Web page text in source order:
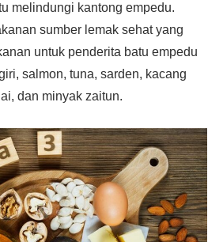
melindungi kantong empedu.
sumber lemak sehat yang
untuk penderita batu empedu
salmon, tuna, sarden, kacang
dan minyak zaitun.